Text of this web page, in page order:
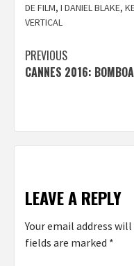
DE FILM, I DANIEL BLAKE,
VERTICAL
Post
navigation
PREVIOUS
CANNES 2016:
LEAVE A REPLY
Your email address
fields are marked *